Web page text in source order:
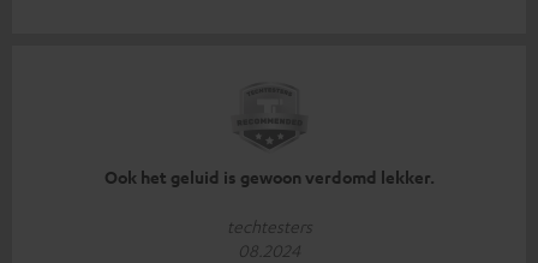
Ook het geluid is gewoon verdomd lekker.
techtesters
08.2024